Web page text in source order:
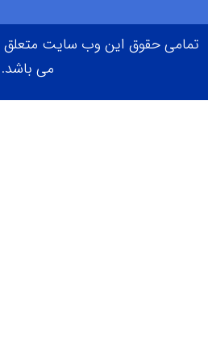
تمامی حقوق این وب سایت متعلق
می باشد.